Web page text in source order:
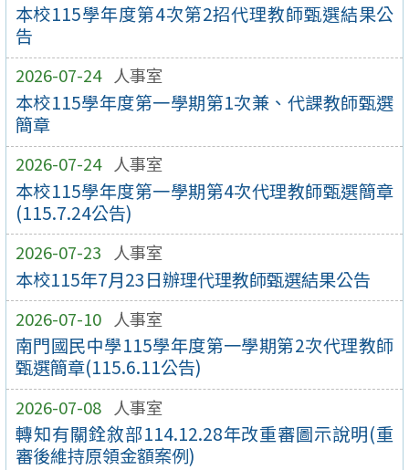
本校115學年度第4次第2招代理教師甄選結果公
告
2026-07-24 人事室
本校115學年度第一學期第1次兼、代課教師甄選
簡章
2026-07-24 人事室
本校115學年度第一學期第4次代理教師甄選簡章
(115.7.24公告)
2026-07-23 人事室
本校115年7月23日辦理代理教師甄選結果公告
2026-07-10 人事室
南門國民中學115學年度第一學期第2次代理教師
甄選簡章(115.6.11公告)
2026-07-08 人事室
轉知有關銓敘部114.12.28年改重審圖示說明(重
審後維持原領金額案例)